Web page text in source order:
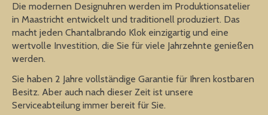
Die modernen Designuhren werden im Produktionsatelier
in Maastricht entwickelt und traditionell produziert. Das
macht jeden Chantalbrando Klok einzigartig und eine
wertvolle Investition, die Sie für viele Jahrzehnte genießen
werden.
Sie haben 2 Jahre vollständige Garantie für Ihren kostbaren
Besitz. Aber auch nach dieser Zeit ist unsere
Serviceabteilung immer bereit für Sie.